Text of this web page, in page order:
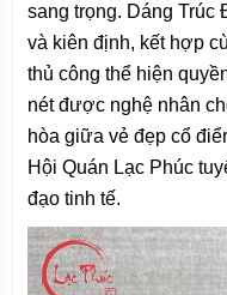
sang trọng. Dáng
và kiên định, kết hợp
thủ công thể hiện
nét được nghệ nhân
hòa giữa vẻ đẹp cổ
Hội Quán Lạc Phúc
đạo tinh tế.